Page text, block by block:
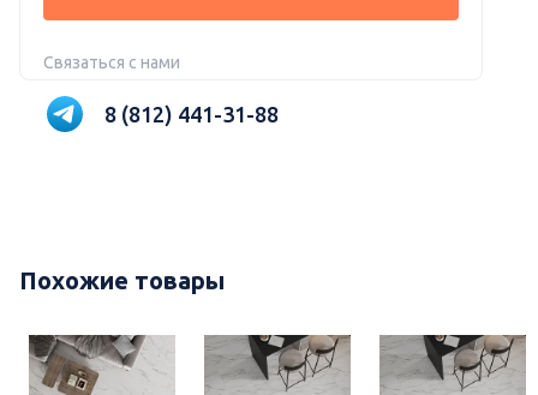
Связаться с нами
8 (812) 441-31-88
Похожие товары